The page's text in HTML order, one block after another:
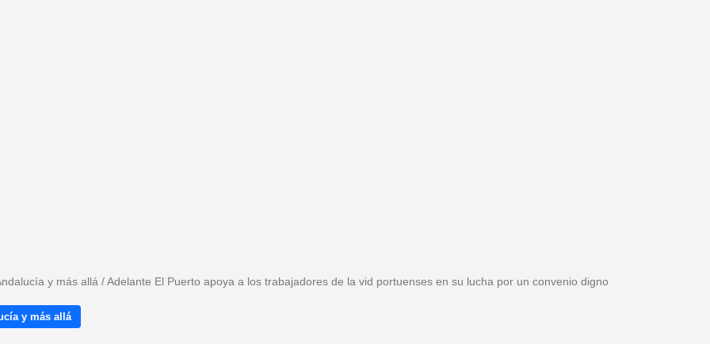
y más allá /Adelante El Puerto apoya a los trabajadores de la vid portuenses en su lucha por un convenio digno
y más allá